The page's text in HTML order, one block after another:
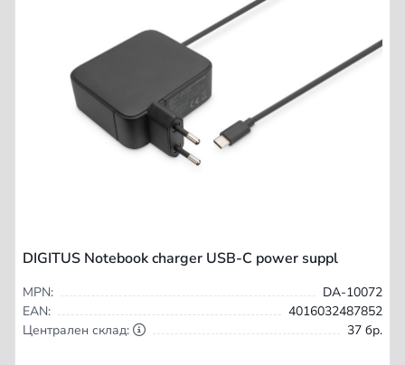
DIGITUS Notebook charger USB-C power suppl
MPN:
DA-10072
EAN:
4016032487852
Централен склад:
37 бр.